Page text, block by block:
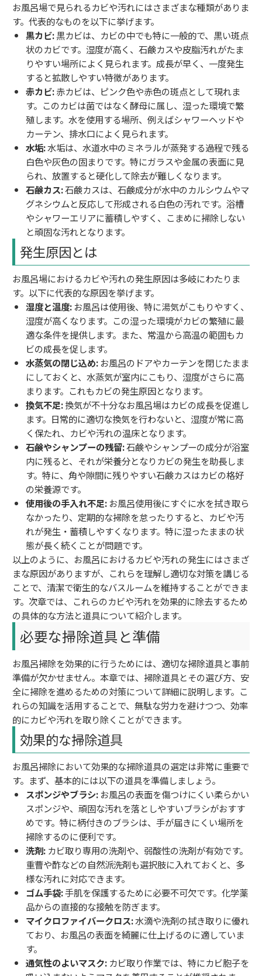
お風呂場で見られるカビや汚れにはさまざまな種類がありま
す。代表的なものを以下に挙げます。
黒カビ:黒カビは、カビの中でも特に一般的で、黒い斑点
状のカビです。湿度が高く、石鹸カスや皮脂汚れがたま
りやすい場所によく見られます。成長が早く、一度発生
すると拡散しやすい特徴があります。
赤カビ:赤カビは、ピンク色や赤色の斑点として現れま
す。このカビは菌ではなく酵母に属し、湿った環境で繁
殖します。水を使用する場所、例えばシャワーヘッドや
カーテン、排水口によく見られます。
水垢:水垢は、水道水中のミネラルが蒸発する過程で残る
白色や灰色の固まりです。特にガラスや金属の表面に見
られ、放置すると硬化して除去が難しくなります。
石鹸カス:石鹸カスは、石鹸成分が水中のカルシウムやマ
グネシウムと反応して形成される白色の汚れです。浴槽
やシャワーエリアに蓄積しやすく、こまめに掃除しない
と頑固な汚れとなります。
発生原因とは
お風呂場におけるカビや汚れの発生原因は多岐にわたりま
す。以下に代表的な原因を挙げます。
湿度と温度:お風呂は使用後、特に湯気がこもりやすく、
湿度が高くなります。この湿った環境がカビの繁殖に最
適な条件を提供します。また、常温から高温の範囲もカ
ビの成長を促します。
水蒸気の閉じ込め:お風呂のドアやカーテンを閉じたまま
にしておくと、水蒸気が室内にこもり、湿度がさらに高
まります。これもカビの発生原因となります。
換気不足:換気が不十分なお風呂場はカビの成長を促進し
ます。日常的に適切な換気を行わないと、湿度が常に高
く保たれ、カビや汚れの温床となります。
石鹸やシャンプーの残留:石鹸やシャンプーの成分が浴室
内に残ると、それが栄養分となりカビの発生を助長しま
す。特に、角や隙間に残りやすい石鹸カスはカビの格好
の栄養源です。
使用後の手入れ不足:お風呂使用後にすぐに水を拭き取ら
なかったり、定期的な掃除を怠ったりすると、カビや汚
れが発生・蓄積しやすくなります。特に湿ったままの状
態が長く続くことが問題です。
以上のように、お風呂におけるカビや汚れの発生にはさまざ
まな原因がありますが、これらを理解し適切な対策を講じる
ことで、清潔で衛生的なバスルームを維持することができま
す。次章では、これらのカビや汚れを効果的に除去するため
の具体的な方法と道具について紹介します。
必要な掃除道具と準備
お風呂掃除を効果的に行うためには、適切な掃除道具と事前
準備が欠かせません。本章では、掃除道具とその選び方、安
全に掃除を進めるための対策について詳細に説明します。こ
れらの知識を活用することで、無駄な労力を避けつつ、効率
的にカビや汚れを取り除くことができます。
効果的な掃除道具
お風呂掃除において効果的な掃除道具の選定は非常に重要で
す。まず、基本的には以下の道具を準備しましょう。
スポンジやブラシ:お風呂の表面を傷つけにくい柔らかい
スポンジや、頑固な汚れを落としやすいブラシがおすす
めです。特に柄付きのブラシは、手が届きにくい場所を
掃除するのに便利です。
洗剤: カビ取り専用の洗剤や、弱酸性の洗剤が有効です。
重曹や酢などの自然派洗剤も選択肢に入れておくと、多
様な汚れに対応できます。
ゴム手袋:手肌を保護するために必要不可欠です。化学薬
品からの直接的な接触を防ぎます。
マイクロファイバークロス:水滴や洗剤の拭き取りに優れ
ており、お風呂の表面を綺麗に仕上げるのに適していま
す。
通気性のよいマスク: カビ取り作業では、特にカビ胞子を